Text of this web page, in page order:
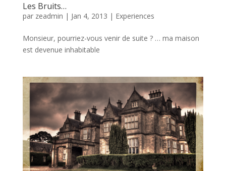
Les Bruits…
par zeadmin | Jan 4, 2013 | Experiences
Monsieur, pourriez-vous venir de suite ? … ma maison
est devenue inhabitable